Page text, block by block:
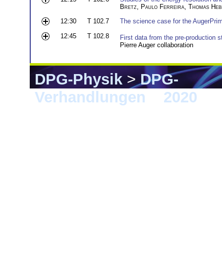
Bretz, Paulo Ferreira, Thomas
12:30
T 102.7
The science case for the
12:45
T 102.8
First data from the pre-production
Pierre Auger collaboration
DPG-Physik>DPG-
Verhandlungen
2020